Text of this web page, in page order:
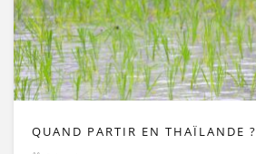
QUAND PARTIR EN THAÏLANDE ?